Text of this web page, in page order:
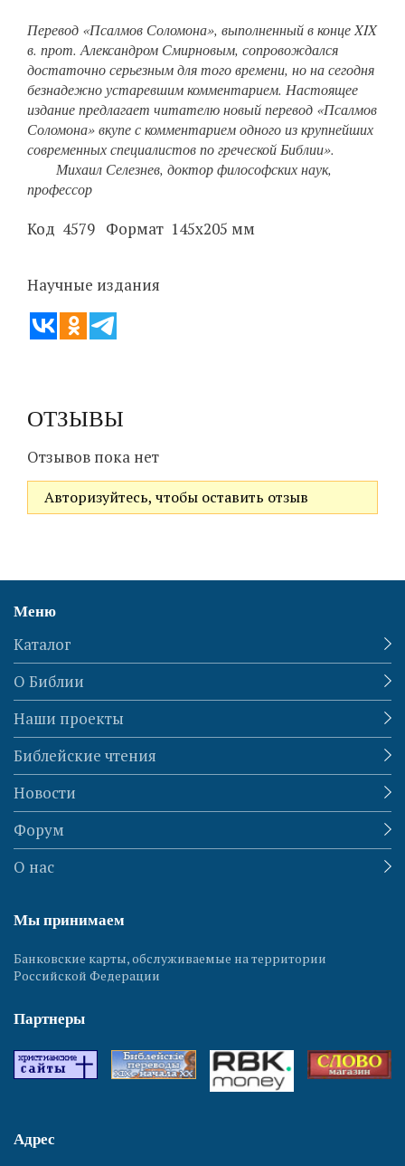
Перевод «Псалмов Соломона», выполненный в конце XIX
в. прот. Александром Смирновым, сопровождался
достаточно серьезным для того времени, но на сегодня
безнадежно устаревшим комментарием. Настоящее
издание предлагает читателю новый перевод «Псалмов
Соломона» вкупе с комментарием одного из крупнейших
современных специалистов по греческой Библии».
Михаил Селезнев, доктор философских наук,
профессор
Код 4579 Формат 145х205 мм
Научные издания
ОТЗЫВЫ
Отзывов пока нет
Авторизуйтесь, чтобы оставить отзыв
Меню
Каталог
О Библии
Наши проекты
Библейские чтения
Новости
Форум
О нас
Мы принимаем
Банковские карты, обслуживаемые на территории
Российской Федерации
Партнеры
Адрес